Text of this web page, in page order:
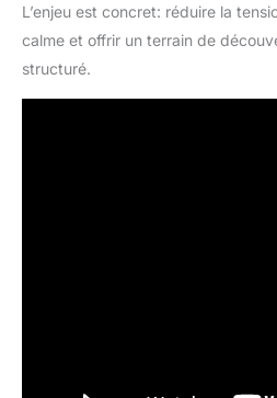
L’enjeu est concret: réduire la
calme et offrir un terrain de
structuré.